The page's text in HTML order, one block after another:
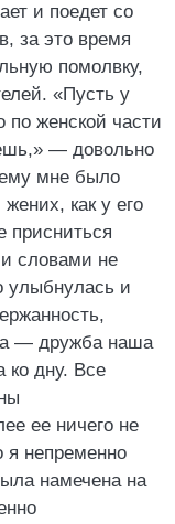
и поедет со
за это время
помолвку,
«Пусть у
по женской части
— довольно
мне было
как у его
присниться
словами не
улыбнулась и
— дружба наша
ко дну. Все
ее ничего не
я непременно
намечена на